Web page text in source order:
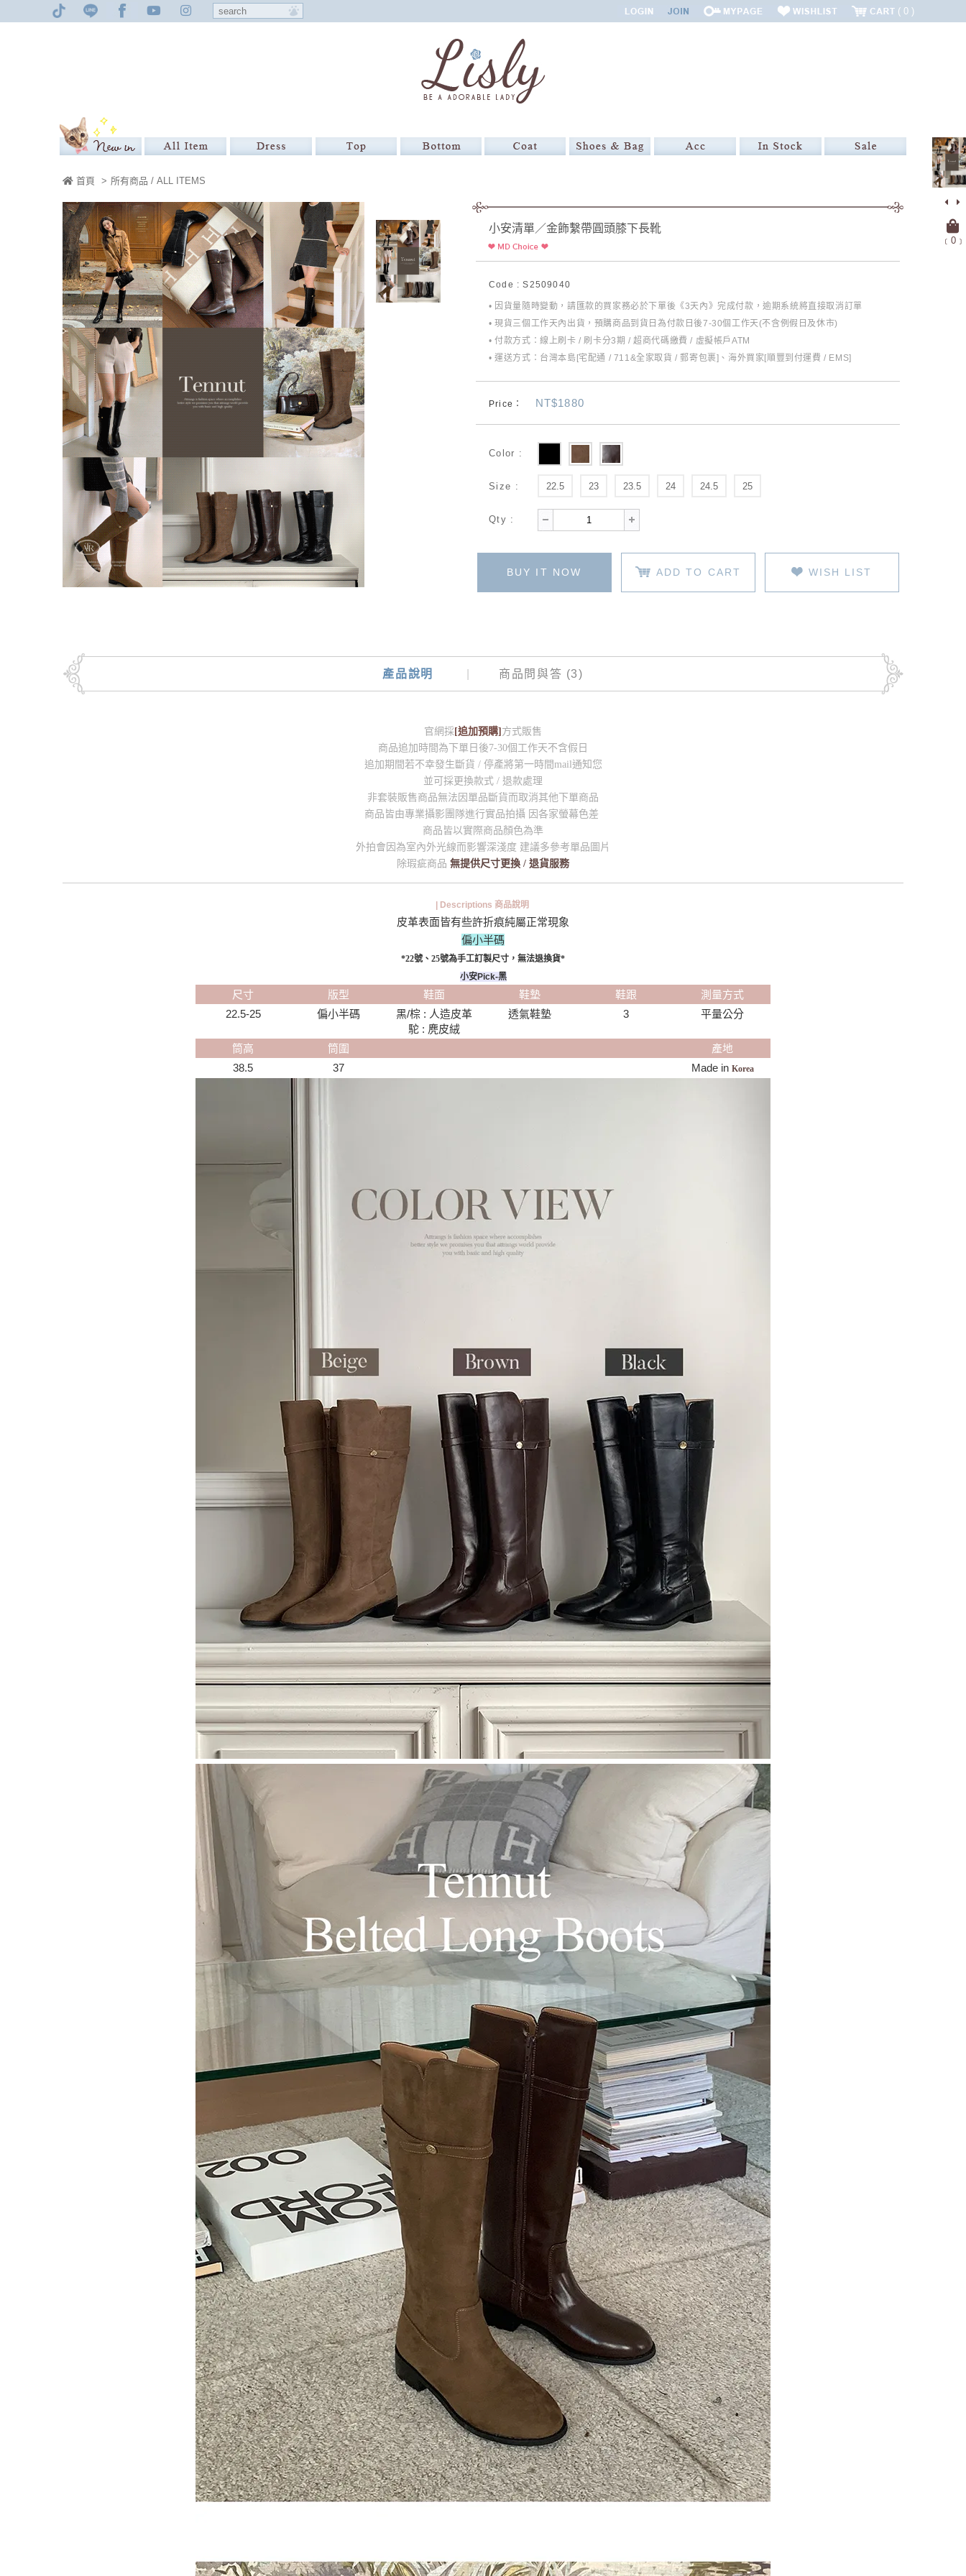
0
﹝ 0﹞
首頁 > 所有商品 / ALL ITEMS
小安清單／金飾繫帶圓頭膝下長靴
Code : S2509040
• 因貨量隨時變動，請匯款的買家務必於下單後《3天內》完成付款，逾期系統將直接取消訂單
• 現貨三個工作天內出貨，預購商品到貨日為付款日後7-30個工作天(不含例假日及休市)
• 付款方式：線上刷卡 / 刷卡分3期 / 超商代碼繳費 / 虛擬帳戶ATM
• 運送方式：台灣本島[宅配通 / 711&全家取貨 / 郵寄包裹]、海外買家[順豐到付運費 / EMS]
Price： NT$1880
Color :
Size : 22.5 23 23.5 24 24.5 25
Qty :
BUY IT NOW ADD TO CART WISH LIST
產品說明 商品問與答 (3)
官網採 [追加預購] 方式販售
商品追加時間為下單日後7-30個工作天不含假日
追加期間若不幸發生斷貨 / 停產將第一時間mail通知您
並可採更換款式 / 退款處理
非套裝販售商品無法因單品斷貨而取消其他下單商品
商品皆由專業攝影團隊進行實品拍攝 因各家螢幕色差
商品皆以實際商品顏色為準
外拍會因為室內外光線而影響深淺度 建議多參考單品圖片
除瑕疵商品 無提供尺寸更換 / 退貨服務
| Descriptions 商品說明
皮革表面皆有些許折痕純屬正常現象
偏小半碼
*22號、25號為手工訂製尺寸，無法退換貨*
小安Pick-黑
尺寸 版型 鞋面 鞋墊 鞋跟
測量方式
22.5-25
偏小半碼
黑/棕 : 人造皮革
駝 : 麂皮絨
透氣鞋墊 3 平量公分
筒高 筒圍
產地
38.5
37 Made in Korea